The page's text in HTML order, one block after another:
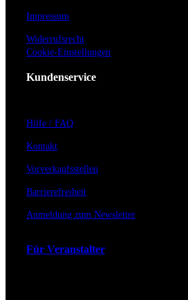
Impressum
Widerrufsrecht
Cookie-Einstellungen
Kundenservice
Hilfe / FAQ
Kontakt
Vorverkaufsstellen
Barrierefreiheit
Anmeldung zum Newsletter
Für Veranstalter